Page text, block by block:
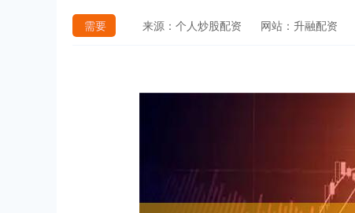
需要 来源：个人炒股配资 网站：升融配资